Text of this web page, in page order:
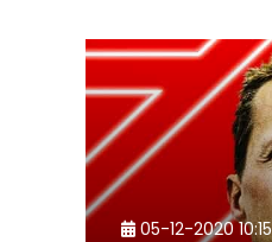
05-12-2020 10:15